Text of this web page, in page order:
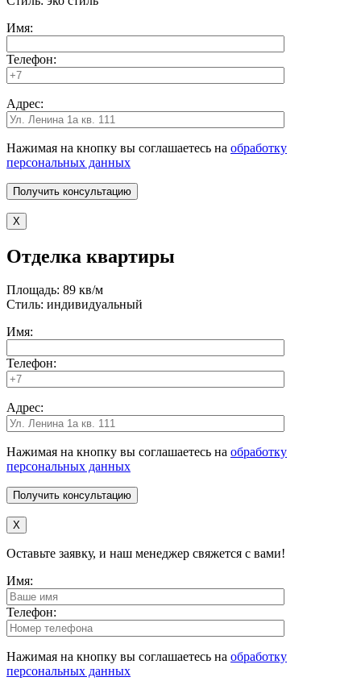
Имя:
Телефон:
Адрес:
Нажимая на кнопку вы соглашаетесь на обработку
персональных данных
X
Отделка квартиры
Площадь: 89 кв/м
Стиль: индивидуальный
Имя:
Телефон:
Адрес:
Нажимая на кнопку вы соглашаетесь на обработку
персональных данных
X
Оставьте заявку, и наш менеджер свяжется с вами!
Имя:
Телефон:
Нажимая на кнопку вы соглашаетесь на обработку
персональных данных